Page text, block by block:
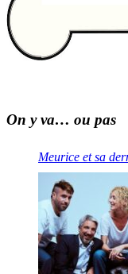
On y va… ou pas
Meurice et sa